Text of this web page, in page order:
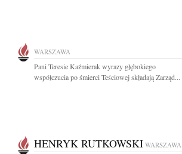
WARSZAWA
Pani Teresie Kaźmierak wyrazy głębokiego
współczucia po śmierci Teściowej składają Zarząd...
HENRYK RUTKOWSKI WARSZAWA